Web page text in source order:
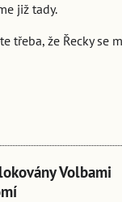
již tady.
třeba, že Řecky se
Volbami